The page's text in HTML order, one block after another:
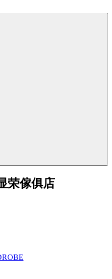
荣傢俱店